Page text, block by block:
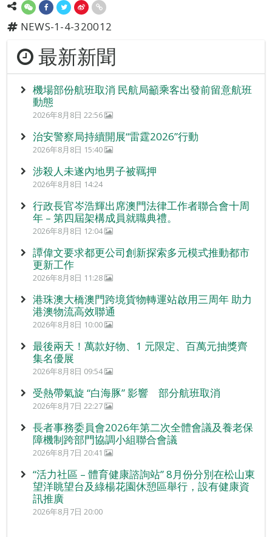
NEWS-1-4-320012
最新新聞
機場部份航班取消 民航局籲乘客出發前留意航班
動態
2026年8月8日 22:56
治安警察局持續開展“雷霆2026”行動
2026年8月8日 15:40
涉殺人未遂內地男子被羈押
2026年8月8日 14:24
行政長官岑浩輝出席澳門法律工作者聯合會十周
年 – 第四屆架構成員就職典禮。
2026年8月8日 12:04
譚偉文要求都更公司創新探索多元模式推動都市
更新工作
2026年8月8日 11:28
港珠澳大橋澳門跨境貨物轉運站啟用三周年 助力
港澳物流高效聯通
2026年8月8日 10:00
最後兩天！萬款好物、1 元限定、百萬元抽獎齊
集名優展
2026年8月8日 09:54
受熱帶氣旋 “白海豚” 影響 部分航班取消
2026年8月7日 22:27
長者事務委員會2026年第二次全體會議及養老保
障機制跨部門協調小組聯合會議
2026年8月7日 20:41
“活力社區 – 體育健康諮詢站” 8月份分別在松山東
望洋眺望台及綠楊花園休憩區舉行，設有健康資
訊推廣
2026年8月7日 20:00